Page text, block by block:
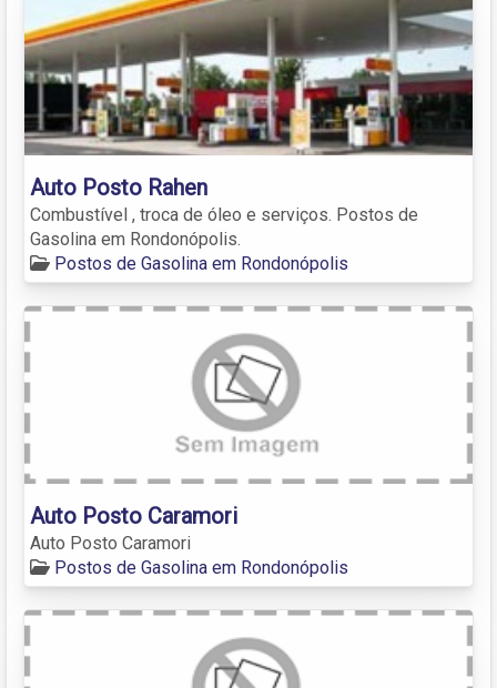
Auto Posto Rahen
Combustível , troca de óleo e serviços. Postos de
Gasolina em Rondonópolis.
Postos de Gasolina em Rondonópolis
Auto Posto Caramori
Auto Posto Caramori
Postos de Gasolina em Rondonópolis